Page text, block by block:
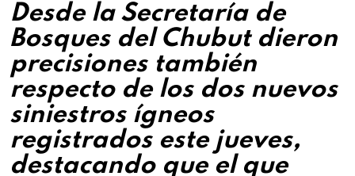
Desde la Secretaría de
Bosques del Chubut dieron
precisiones también
respecto de los dos nuevos
siniestros ígneos
registrados este jueves,
destacando que el que